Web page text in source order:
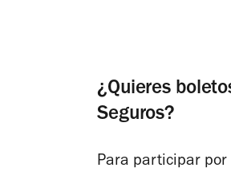
¿Quieres
Seguros?
Para participar por